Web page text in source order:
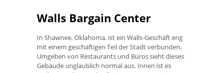
Walls Bargain Center
In Shawnee, Oklahoma, ist ein Walls-Geschäft eng
mit einem geschäftigen Teil der Stadt verbunden.
Umgeben von Restaurants und Büros sieht dieses
Gebäude unglaublich normal aus. Innen ist es